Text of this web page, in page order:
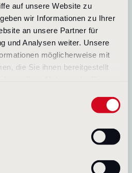
auf unsere Website zu
wir Informationen zu Ihrer
an unsere Partner für
und Analysen weiter. Unsere
möglicherweise mit
die Sie ihnen bereitgestellt
für
für Labortechnik
ökologische, soziale